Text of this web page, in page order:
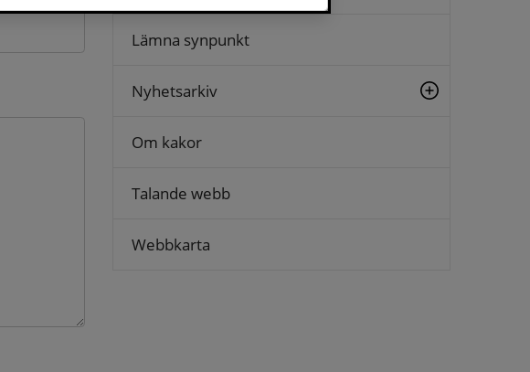
Lämna synpunkt
Nyhetsarkiv
Om kakor
Talande webb
Webbkarta